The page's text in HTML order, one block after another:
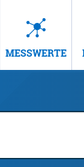
MESSWERTE